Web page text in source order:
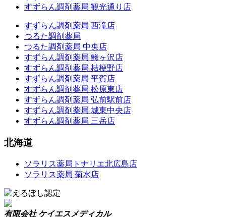
すずらん調剤薬局 観光通り店
すずらん調剤薬局 西滝店
つるた調剤薬局
つるた調剤薬局 中央店
すずらん調剤薬局 鯵ヶ沢店
すずらん調剤薬局 桔梗野店
すずらん調剤薬局 平賀店
すずらん調剤薬局 松原東店
すずらん調剤薬局 弘前駅前店
すずらん調剤薬局 城東中央店
すずらん調剤薬局 三岳店
北海道
ソラリス薬局トナリエ北広島店
ソラリス薬局 菊水店
有限会社 ケイエスメディカル